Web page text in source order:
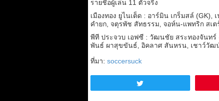
รายชื่อผู้เล่น 11 ตัวจริง
เมืองทอง ยูไนเต็ด : อาร์มิน เกร็มสล์
คำยก, จตุรพัช สัทธรรม, จอห์น-แพทริก สเ
พีที ประจวบ เอฟซี : วัฒนชัย สระทองจันทร์
พันธ์ ผาสุขขันธ์, อิคลาศ สันหรน, เชาว์วัฒน์
ที่มา: soccersuck